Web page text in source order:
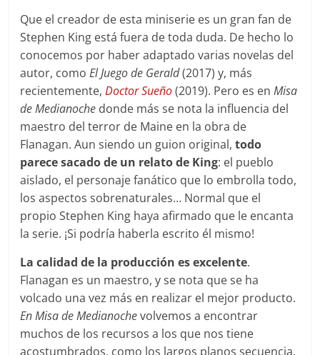
Que el creador de esta miniserie es un gran fan de
Stephen King está fuera de toda duda. De hecho lo
conocemos por haber adaptado varias novelas del
autor, comoEl Juego de Gerald(2017) y, más
recientemente,Doctor Sueño(2019). Pero es enMisa
de Medianoche donde más se nota la influencia del
maestro del terror de Maine en la obra de
Flanagan. Aun siendo un guion original,todo
parece sacado de un relato de King: el pueblo
aislado, el personaje fanático que lo embrolla todo,
los aspectos sobrenaturales… Normal que el
propio Stephen King haya afirmado que le encanta
la serie. ¡Si podría haberla escrito él mismo!
La calidad de la producción es excelente.
Flanagan es un maestro, y se nota que se ha
volcado una vez más en realizar el mejor producto.
En Misa de Medianochevolvemos a encontrar
muchos de los recursos a los que nos tiene
acostumbrados, como los largos planos secuencia,